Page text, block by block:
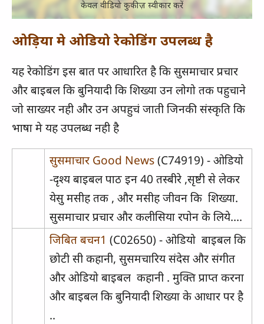
केवल वीडियो कुकीज़ स्वीकार करें
ओड़िया मे ओडियो रेकोडिंग उपलब्ध है
यह रेकोडिंग इस बात पर आधारित है कि सुसमाचार प्रचार
और बाइबल कि बुनियादी कि शिख्या उन लोगो तक पहुचाने
जो साख्यर नही और उन अपहुचं जाती जिनकी संस्कृति कि
भाषा मे यह उपलब्ध नही है
सुसमाचार Good News(C74919) - ओडियो
-दृश्य बाइबल पाठ इन 40 तस्बीरे ,सृष्टी से लेकर
येसु मसीह तक , और मसीह जीवन कि शिख्या.
सुसमाचार प्रचार और कलीसिया रपोन के लिये....
जिबित बचन1 (C02650) - ओडियो बाइबल कि
छोटी सी कहानी, सुसमचारिय संदेस और संगीत
और ओडियो बाइबल कहानी . मुक्ति प्राप्त करना
और बाइबल कि बुनियादी शिख्या के आधार पर है
..